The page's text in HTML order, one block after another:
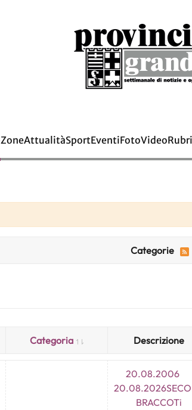
ZoneAttualitàSportEventiFotoVideo
Categorie
Categoria Descrizione
20.08.2006
BRACCOTi